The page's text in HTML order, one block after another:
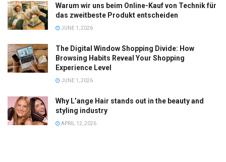
Warum wir uns beim Online-Kauf von Technik für
das zweitbeste Produkt entscheiden
JUNE 1, 2026
The Digital Window Shopping Divide: How
Browsing Habits Reveal Your Shopping
Experience Level
JUNE 1, 2026
Why L’ange Hair stands out in the beauty and
styling industry
APRIL 12, 2026